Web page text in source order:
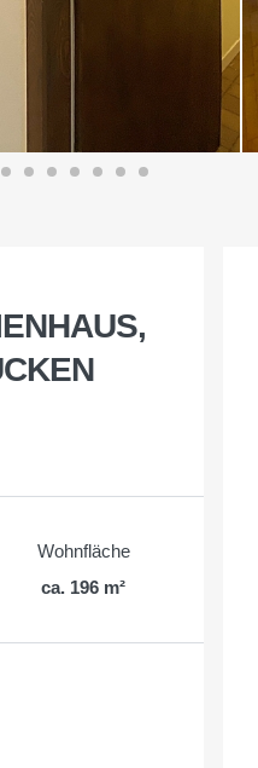
Wohnfläche
ca. 196 m²